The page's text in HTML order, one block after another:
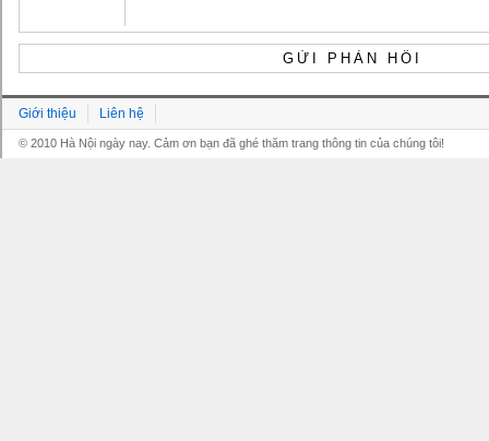
Giới thiệu Liên hệ
© 2010 Hà Nội ngày nay. Cảm ơn bạn đã ghé thăm trang thông tin của chúng tôi!